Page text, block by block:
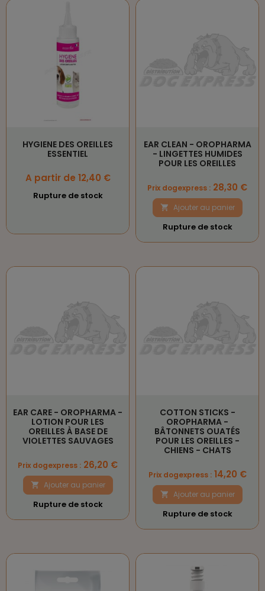
HYGIENE DES OREILLES
ESSENTIEL
Prix
A partir de 12,40 €
Rupture de stock
EAR CLEAN - OROPHARMA
- LINGETTES HUMIDES
POUR LES OREILLES
Prix
Prix dogexpress : 28,30 €
 Ajouter au panier
Rupture de stock
EAR CARE - OROPHARMA -
LOTION POUR LES
OREILLES À BASE DE
VIOLETTES SAUVAGES
Prix
Prix dogexpress : 26,20 €
 Ajouter au panier
Rupture de stock
COTTON STICKS -
OROPHARMA -
BÂTONNETS OUATÉS
POUR LES OREILLES -
CHIENS - CHATS
Prix
Prix dogexpress :14,20 €
 Ajouter au panier
Rupture de stock